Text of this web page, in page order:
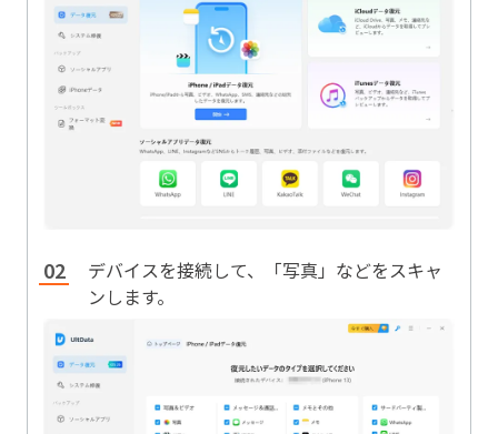
デバイスを接続して、「写真」などをスキャ
ンします。